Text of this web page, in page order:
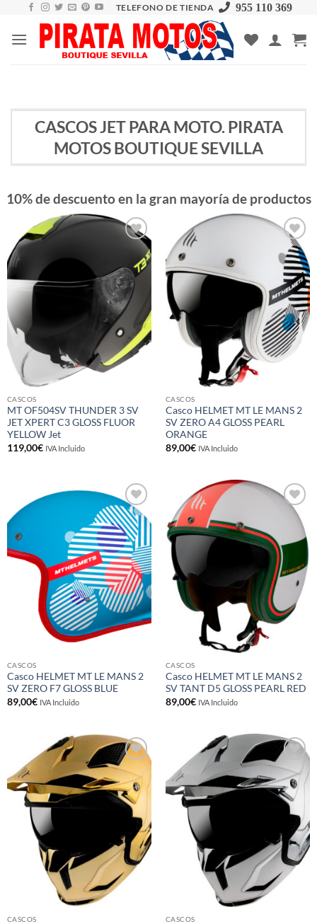
content
TELEFONO DE TIENDA 955 110 369
CASCOS JET PARA MOTO. PIRATA
MOTOS BOUTIQUE SEVILLA
10% de descuento en la gran mayoría de productos
Añadir
lista de
deseos
CASCOS
MT OF504SV THUNDER 3 SV
JET XPERT C3 GLOSS FLUOR
YELLOW Jet
119,00€ IVA Incluido
Añadir
a la
lista de
deseos
CASCOS
Casco HELMET MT LE MANS 2
SV ZERO A4 GLOSS PEARL
ORANGE
89,00€ IVA Incluido
Añadir
a la
lista de
deseos
CASCOS
Casco HELMET MT LE MANS 2
SV ZERO F7 GLOSS BLUE
89,00€ IVA Incluido
Añadir
deseos
CASCOS
Casco HELMET MT LE MANS 2
SV TANT D5 GLOSS PEARL RED
89,00€ IVA Incluido
Añadir
a la
lista de
deseos
CASCOS
Añadir
a la
lista de
deseos
CASCOS